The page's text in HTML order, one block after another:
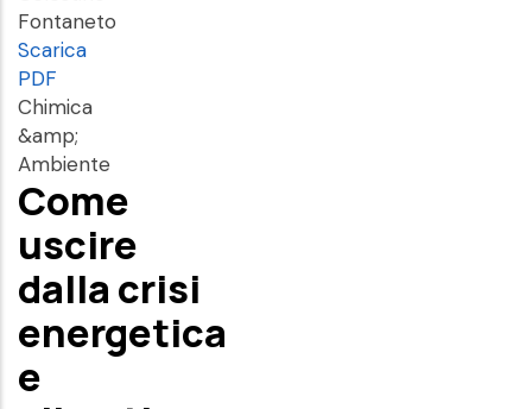
Fontaneto
Scarica
PDF
Chimica
&amp;
Ambiente
Come
uscire
dalla crisi
energetica
e